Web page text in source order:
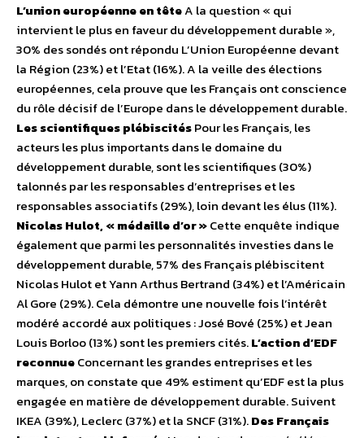
L’union européenne en têteA la question « qui
intervient le plus en faveur du développement durable »,
30% des sondés ont répondu L’Union Européenne devant
la Région (23%) et l’Etat (16%). A la veille des élections
européennes, cela prouve que les Français ont conscience
du rôle décisif de l’Europe dans le développement durable.
Les scientifiques plébiscitésPour les Français, les
acteurs les plus importants dans le domaine du
développement durable, sont les scientifiques (30%)
talonnés par les responsables d’entreprises et les
responsables associatifs (29%), loin devant les élus (11%).
Nicolas Hulot, « médaille d’or »Cette enquête indique
également que parmi les personnalités investies dans le
développement durable, 57% des Français plébiscitent
Nicolas Hulot et Yann Arthus Bertrand (34%) et l’Américain
Al Gore (29%). Cela démontre une nouvelle fois l’intérêt
modéré accordé aux politiques : José Bové (25%) et Jean
Louis Borloo (13%) sont les premiers cités.L’action d’EDF
reconnueConcernant les grandes entreprises et les
marques, on constate que 49% estiment qu’EDF est la plus
engagée en matière de développement durable. Suivent
IKEA (39%), Leclerc (37%) et la SNCF (31%).Des Français